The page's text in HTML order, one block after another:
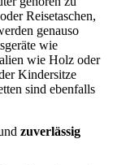
Reisetaschen,
genauso
wie
wie Holz oder
Kindersitze
sind ebenfalls
zuverlässig